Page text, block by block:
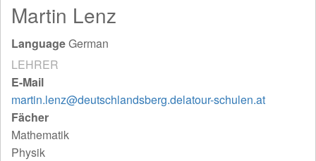
Martin Lenz
LanguageGerman
LEHRER
E-Mail
martin.lenz@deutschlandsberg.delatour-schulen.at
Fächer
Mathematik
Physik